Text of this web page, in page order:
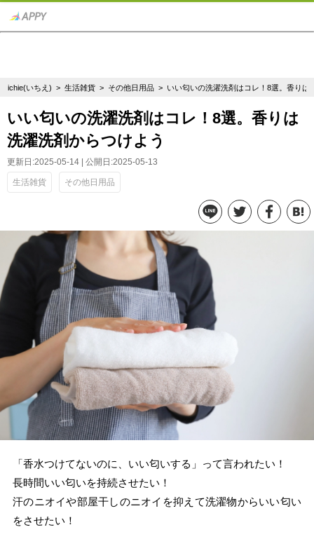
ichie(いちえ) >生活雑貨 > その他日用品 > いい匂いの洗濯洗剤はコレ！8選。香りは
いい匂いの洗濯洗剤はコレ！8選。香りは
洗濯洗剤からつけよう
更新日:2025-05-14 | 公開日:2025-05-13
生活雑貨 その他日用品
「香水つけてないのに、いい匂いする」って言われたい！
長時間いい匂いを持続させたい！
汗のニオイや部屋干しのニオイを抑えて洗濯物からいい匂い
をさせたい！